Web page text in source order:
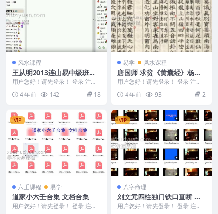
风水课程
王从明2013连山易中级班视
频全集含讲义 送连山秘笈 百
度盘
用户您好！请先登录！ 登录 注册
王从明2013连山易中级班视频汇
总10个，含讲...
4 年前 142 18
易学 风水课程
唐国师 求贫《黄囊经》杨筠
公著
用户您好！请先登录！ 登录 注册
编号：A335 唐国师 求贫《黄囊
经》杨筠公著
4 年前 93 2
VIP
六壬课程 易学
道家小六壬合集 文档合集
用户您好！请先登录！ 登录 注册
VIP
八字命理
刘文元四柱独门铁口直断 四
柱命理正源18集76小节
用户您好！请先登录！ 登录 注册